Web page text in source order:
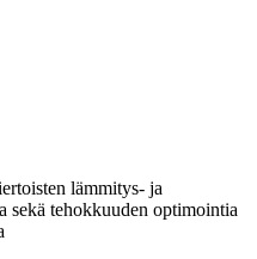
lämmitys- ja
sekä tehokkuuden optimointia